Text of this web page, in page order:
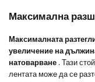
Максимална
Максималната
увеличение на
натоварване . Тази
лентата може да се